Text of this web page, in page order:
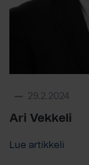
29.2.2024
Ari Vekkeli
Lue artikkeli